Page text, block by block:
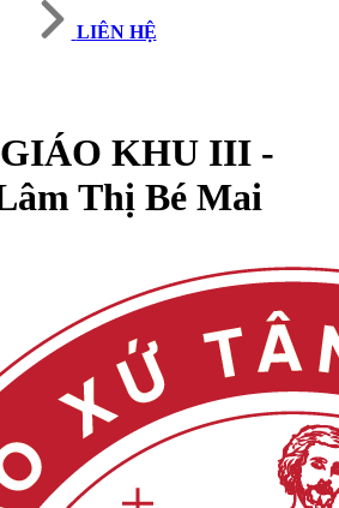
LIÊN HỆ
KHU III -
Thị Bé Mai